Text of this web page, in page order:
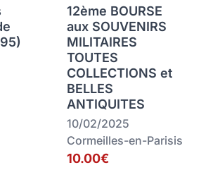
12ème BOURSE
aux SOUVENIRS
MILITAIRES
TOUTES
COLLECTIONS et
BELLES
ANTIQUITES
10/02/2025
Cormeilles-en-Parisis
10.00€